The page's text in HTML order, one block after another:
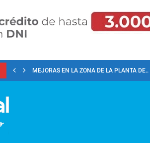
MEJORAS EN LA ZONA DE LA PLANTA DE...